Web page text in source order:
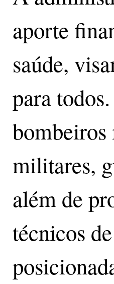
aporte
saúde,
para
militares,
além de
técnicos